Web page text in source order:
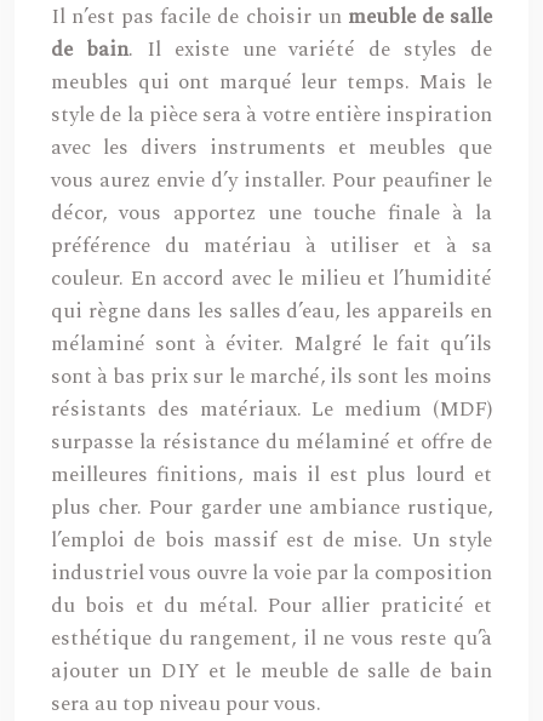
Il n’est pas facile de choisir un meuble de salle
de bain. Il existe une variété de styles de
meubles qui ont marqué leur temps. Mais le
style de la pièce sera à votre entière inspiration
avec les divers instruments et meubles que
vous aurez envie d’y installer. Pour peaufiner le
décor, vous apportez une touche finale à la
préférence du matériau à utiliser et à sa
couleur. En accord avec le milieu et l’humidité
qui règne dans les salles d’eau, les appareils en
mélaminé sont à éviter. Malgré le fait qu’ils
sont à bas prix sur le marché, ils sont les moins
résistants des matériaux. Le medium (MDF)
surpasse la résistance du mélaminé et offre de
meilleures finitions, mais il est plus lourd et
plus cher. Pour garder une ambiance rustique,
l’emploi de bois massif est de mise. Un style
industriel vous ouvre la voie par la composition
du bois et du métal. Pour allier praticité et
esthétique du rangement, il ne vous reste qu’à
ajouter un DIY et le meuble de salle de bain
sera au top niveau pour vous.